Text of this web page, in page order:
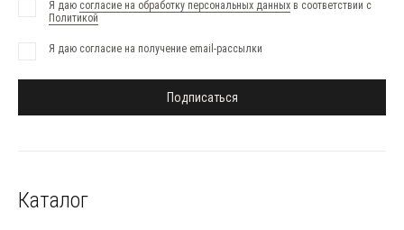
Каталог
Я даю согласие на обработку персональных данных в соответствии с
Политикой
Я даю согласие на получение email-рассылки
Подписаться